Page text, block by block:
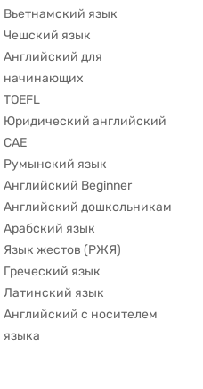
Вьетнамский язык
Чешский язык
Английский для
начинающих
TOEFL
Юридический английский
CAE
Румынский язык
Английский Beginner
Английский дошкольникам
Арабский язык
Язык жестов (РЖЯ)
Греческий язык
Латинский язык
Английский с носителем
языка